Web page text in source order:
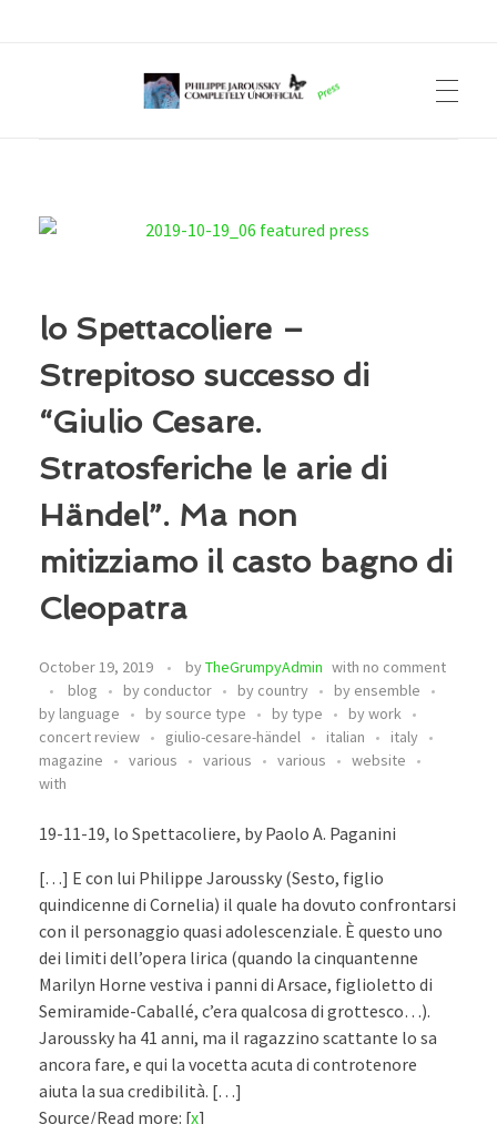
lo Spettacoliere –
Strepitoso successo di
“Giulio Cesare.
Stratosferiche le arie di
Händel”. Ma non
mitizziamo il casto bagno di
Cleopatra
October 19, 2019 byTheGrumpyAdmin with no comment
blog
by conductor by country
by ensemble
by language
by source type by type
by work
concert review
giulio-cesare-händel italian
italy
magazine
various various various
website
with
19-11-19, lo Spettacoliere, by Paolo A. Paganini
[…] E con lui Philippe Jaroussky (Sesto, figlio
quindicenne di Cornelia) il quale ha dovuto confrontarsi
con il personaggio quasi adolescenziale. È questo uno
dei limiti dell’opera lirica (quando la cinquantenne
Marilyn Horne vestiva i panni di Arsace, figlioletto di
Semiramide-Caballé, c’era qualcosa di grottesco…).
Jaroussky ha 41 anni, ma il ragazzino scattante lo sa
ancora fare, e qui la vocetta acuta di controtenore
aiuta la sua credibilità. […]
Source/Read more: [x]